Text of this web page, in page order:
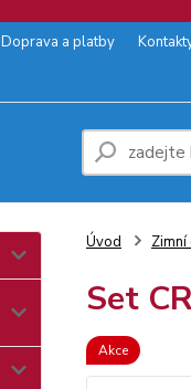
Doprava a platby
Úvod
Set
Akce